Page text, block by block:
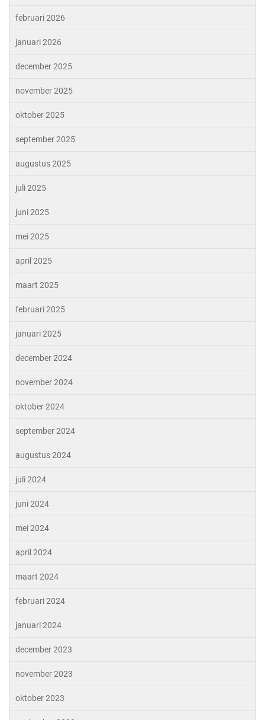
februari 2026
januari 2026
december 2025
november 2025
oktober 2025
september 2025
augustus 2025
juli 2025
juni 2025
mei 2025
april 2025
maart 2025
februari 2025
januari 2025
december 2024
november 2024
oktober 2024
september 2024
augustus 2024
juli 2024
juni 2024
mei 2024
april 2024
maart 2024
februari 2024
januari 2024
december 2023
november 2023
oktober 2023